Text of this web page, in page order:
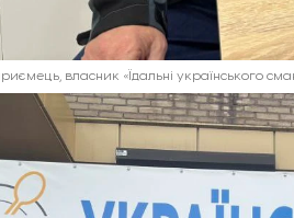
власник «Їдальні українського